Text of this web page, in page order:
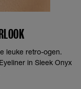
leuke retro-ogen.
in Sleek Onyx